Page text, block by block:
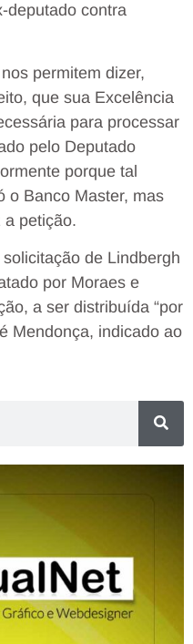
deputado contra
permitem dizer,
que sua Excelência
para processar
pelo Deputado
porque tal
o Banco Master, mas
a petição.
de Lindbergh
por Moraes e
a ser distribuída “por
Mendonça, indicado ao